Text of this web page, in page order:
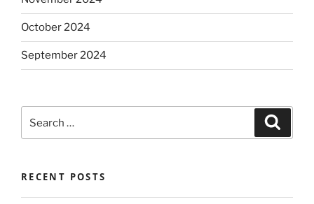
October 2024
September 2024
for:
RECENT POSTS